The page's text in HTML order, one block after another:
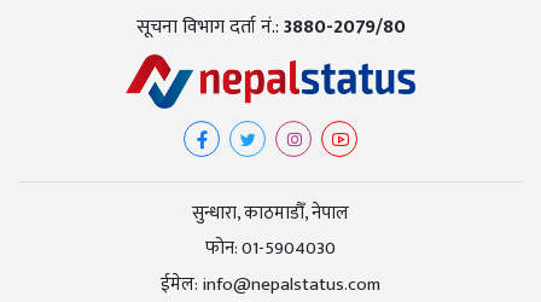
सूचना विभाग दर्ता नं.:3880-2079/80
सुन्धारा, काठमाडौँ, नेपाल
फोन:01-5904030
ईमेल: info@nepalstatus.com